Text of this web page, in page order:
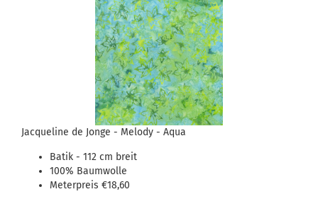
Jacqueline de Jonge - Melody - Aqua
Batik - 112 cm breit
100% Baumwolle
Meterpreis €18,60